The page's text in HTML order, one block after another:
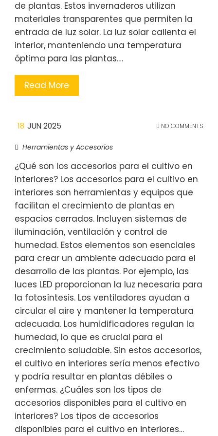
de plantas. Estos invernaderos utilizan
materiales transparentes que permiten la
entrada de luz solar. La luz solar calienta el
interior, manteniendo una temperatura
óptima para las plantas.…
Read More
18 JUN 2025 NO COMMENTS
Herramientas y Accesorios
¿Qué son los accesorios para el cultivo en
interiores? Los accesorios para el cultivo en
interiores son herramientas y equipos que
facilitan el crecimiento de plantas en
espacios cerrados. Incluyen sistemas de
iluminación, ventilación y control de
humedad. Estos elementos son esenciales
para crear un ambiente adecuado para el
desarrollo de las plantas. Por ejemplo, las
luces LED proporcionan la luz necesaria para
la fotosíntesis. Los ventiladores ayudan a
circular el aire y mantener la temperatura
adecuada. Los humidificadores regulan la
humedad, lo que es crucial para el
crecimiento saludable. Sin estos accesorios,
el cultivo en interiores sería menos efectivo
y podría resultar en plantas débiles o
enfermas. ¿Cuáles son los tipos de
accesorios disponibles para el cultivo en
interiores? Los tipos de accesorios
disponibles para el cultivo en interiores…